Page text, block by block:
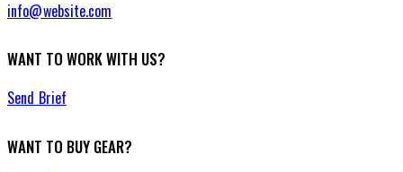
info@website.com
WANT TO WORK WITH US?
Send Brief
WANT TO BUY GEAR?